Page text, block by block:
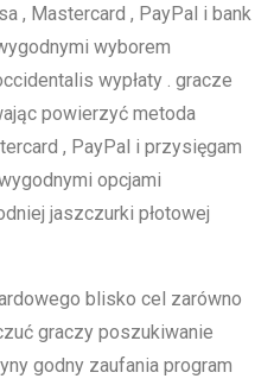
, Mastercard , PayPal i bank
wyborem
wypłaty . gracze
powierzyć metoda
, PayPal i przysięgam
opcjami
jaszczurki płotowej
blisko cel zarówno
graczy poszukiwanie
godny zaufania program